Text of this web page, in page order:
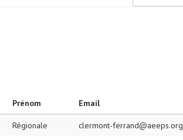
Prénom Email
Régionale clermont-ferrand@aeeps.org